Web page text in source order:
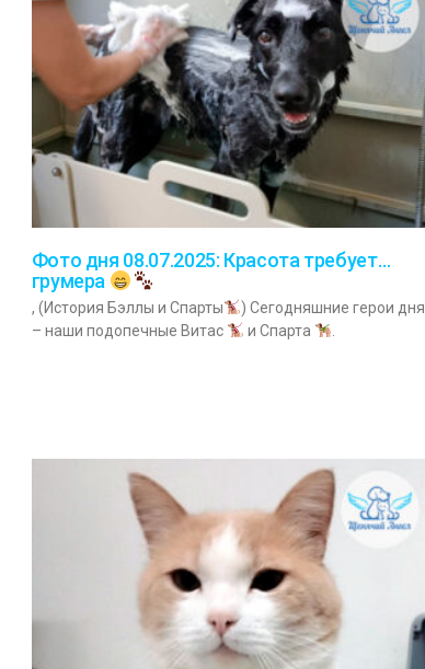
Фото дня 08.07.2025: Красота требует…
грумера
, (История Бэллы и Спарты
) Сегодняшние герои дня
– наши подопечные Витас
и Спарта